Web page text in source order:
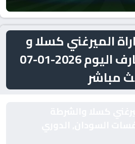
الميرغني كسلا و
الشرطة القضارف اليوم 2026-01-07
مباشر